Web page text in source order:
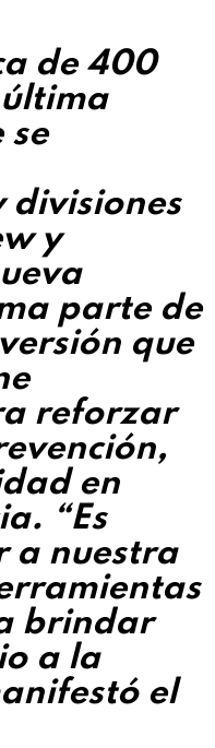
de 400
se
divisiones
y
parte de
que
reforzar
en
“Es
a nuestra
brindar
a la
el